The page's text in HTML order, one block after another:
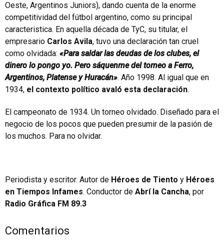
Oeste, Argentinos Juniors), dando cuenta de la enorme
competitividad del fútbol argentino, como su principal
caracteristica. En aquella década de TyC, su titular, el
empresario Carlos Avila, tuvo una declaración tan cruel
como olvidada: «Para saldar las deudas de los clubes, el
dinero lo pongo yo. Pero sáquenme del torneo a Ferro,
Argentinos, Platense y Huracán». Año 1998. Al igual que en
1934, el contexto político avaló esta declaración.
El campeonato de 1934. Un torneo olvidado. Diseñado para el
negocio de los pocos que pueden presumir de la pasión de
los muchos. Para no olvidar.
Periodista y escritor. Autor de Héroes de Tiento y Héroes
en Tiempos Infames. Conductor de Abrí la Cancha, por
Radio Gráfica FM 89.3
Comentarios